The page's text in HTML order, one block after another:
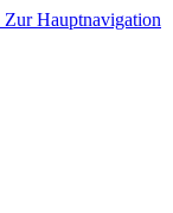
Zur Hauptnavigation